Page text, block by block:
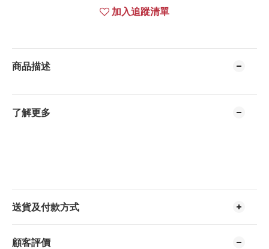
加入追蹤清單
商品描述
了解更多
送貨及付款方式
顧客評價